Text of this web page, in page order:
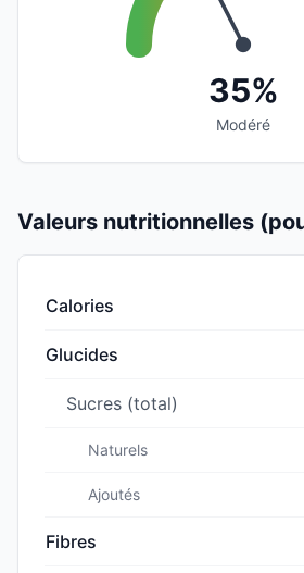
35%
Modéré
Valeurs nutritionnelles
Calories
Glucides
Sucres (total)
Naturels
Ajoutés
Fibres